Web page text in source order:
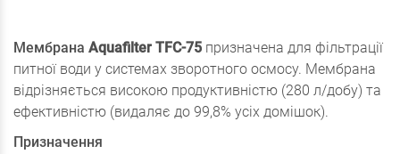
Мембрана Aquafilter TFC-75 призначена для фільтрації
питної води у системах зворотного осмосу. Мембрана
відрізняється високою продуктивністю (280 л/добу) та
ефективністю (видаляє до 99,8% усіх домішок).
Призначення